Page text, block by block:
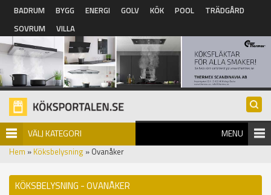
Hoppa till huvudinnehåll
BADRUM BYGG ENERGI GOLV KÖK POOL
TRÄDGÅRD
SOVRUM
VILLA
VÄLJ KATEGORI MENU
Hem » Köksbelysning » Ovanåker
KÖKSBELYSNING - OVANÅKER